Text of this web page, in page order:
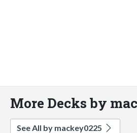
More Decks by
See All by mackey0225